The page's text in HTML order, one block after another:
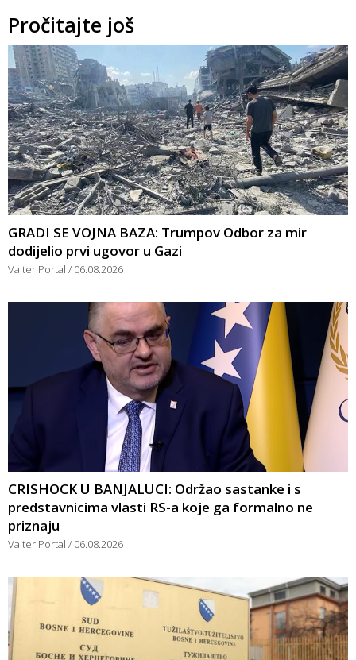
Pročitajte još
GRADI SE VOJNA BAZA: Trumpov Odbor za mir
dodijelio prvi ugovor u Gazi
Valter Portal 06.08.2026
CRISHOCK U BANJALUCI: Održao sastanke i s
predstavnicima vlasti RS-a koje ga formalno ne
priznaju
Valter Portal 06.08.2026